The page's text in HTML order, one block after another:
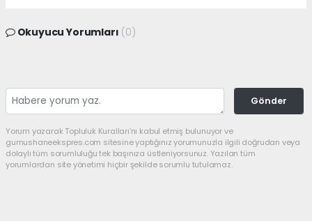
Okuyucu Yorumları (0)
Gönder
Yorum yazarak Topluluk Kuralları’nı kabul etmiş bulunuyor ve
gumushaneekspres.com sitesine yaptığınız yorumunuzla ilgili doğrudan veya
dolaylı tüm sorumluluğu tek başınıza üstleniyorsunuz. Yazılan tüm
yorumlardan site yönetimi hiçbir şekilde sorumlu tutulamaz.